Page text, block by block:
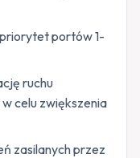
portów 1-
ruchu
celu zwiększenia
zasilanych przez